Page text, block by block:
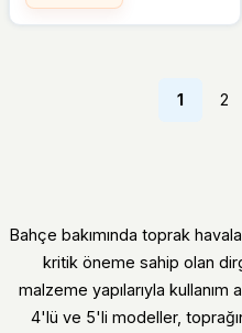
1 2
Bahçe bakımında toprak
kritik öneme sahip olan
malzeme yapılarıyla
4'lü ve 5'li modeller,